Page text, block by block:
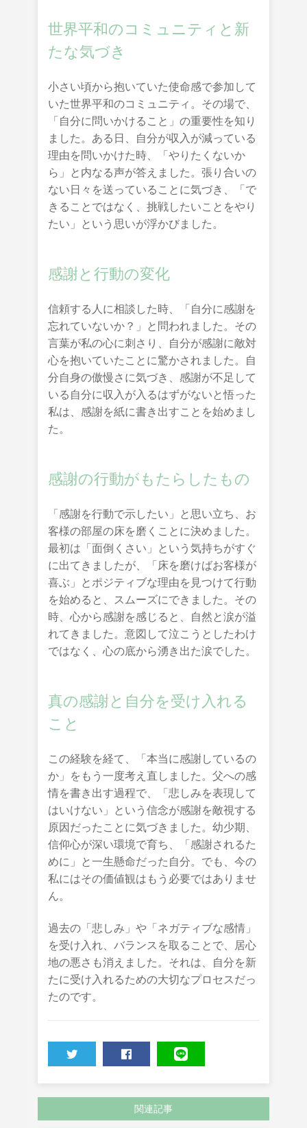
世界平和のコミュニティと新
たな気づき
小さい頃から抱いていた使命感で参加して
いた世界平和のコミュニティ。その場で、
「自分に問いかけること」の重要性を知り
ました。ある日、自分が収入が減っている
理由を問いかけた時、「やりたくないか
ら」と内なる声が答えました。張り合いの
ない日々を送っていることに気づき、「で
きることではなく、挑戦したいことをやり
たい」という思いが浮かびました。
感謝と行動の変化
信頼する人に相談した時、「自分に感謝を
忘れていないか？」と問われました。その
言葉が私の心に刺さり、自分が感謝に敵対
心を抱いていたことに驚かされました。自
分自身の傲慢さに気づき、感謝が不足して
いる自分に収入が入るはずがないと悟った
私は、感謝を紙に書き出すことを始めまし
た。
感謝の行動がもたらしたもの
「感謝を行動で示したい」と思い立ち、お
客様の部屋の床を磨くことに決めました。
最初は「面倒くさい」という気持ちがすぐ
に出てきましたが、「床を磨けばお客様が
喜ぶ」とポジティブな理由を見つけて行動
を始めると、スムーズにできました。その
時、心から感謝を感じると、自然と涙が溢
れてきました。意図して泣こうとしたわけ
ではなく、心の底から湧き出た涙でした。
真の感謝と自分を受け入れる
こと
この経験を経て、「本当に感謝しているの
か」をもう一度考え直しました。父への感
情を書き出す過程で、「悲しみを表現して
はいけない」という信念が感謝を敵視する
原因だったことに気づきました。幼少期、
信仰心が深い環境で育ち、「感謝されるた
めに」と一生懸命だった自分。でも、今の
私にはその価値観はもう必要ではありませ
ん。
過去の「悲しみ」や「ネガティブな感情」
を受け入れ、バランスを取ることで、居心
地の悪さも消えました。それは、自分を新
たに受け入れるための大切なプロセスだっ
たのです。
関連記事